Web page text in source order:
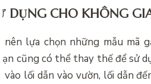
DỤNG CHO KHÔNG
lựa chọn những mẫu mã
cũng có thể thay thế để sử
lối dẫn vào vườn, lối dẫn